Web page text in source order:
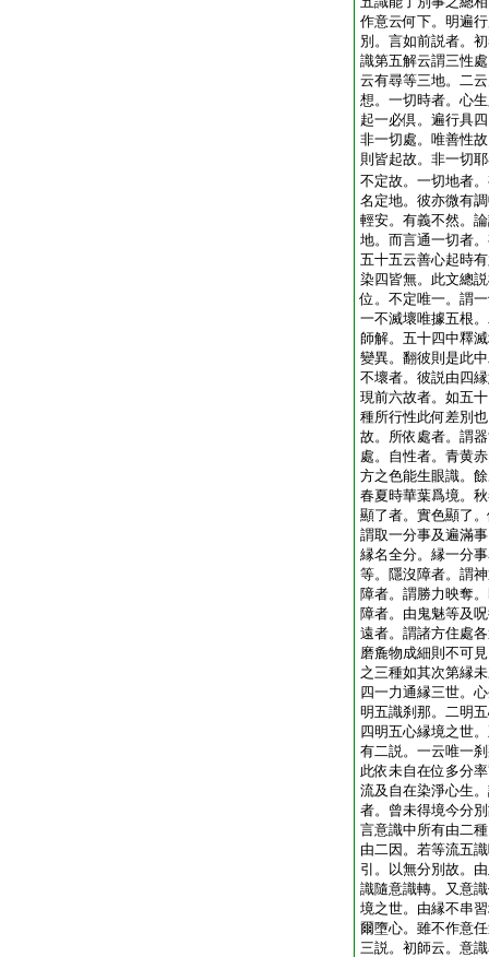
作意云何下。明遍
別。言如前説者。
識第五解云謂三性
云有尋等三地。二
想。一切時者。心
起一必倶。遍行具
非一切處。唯善性
則皆起故。非一切
不定故。一切地者
名定地。彼亦微有
輕安。有義不然。
地。而言通一切者
五十五云善心起時
染四皆無。此文總
位。不定唯一。謂
一不滅壞唯據五根
師解。五十四中釋
變異。翻彼則是此
不壞者。彼説由四
現前六故者。如五
種所行性此何差別
故。所依處者。謂
處。自性者。青黄
方之色能生眼識。
春夏時華葉爲境。
顯了者。實色顯了
謂取一分事及遍滿
縁名全分。縁一分
等。隱沒障者。謂
障者。謂勝力映奪
障者。由鬼魅等及
遠者。謂諸方住處
磨麁物成細則不可
之三種如其次第縁
四一力通縁三世。
明五識刹那。二明
四明五心縁境之世
有二説。一云唯一
此依未自在位多分
流及自在染淨心生
者。曾未得境今分
言意識中所有由二
由二因。若等流五
引。以無分別故。
識隨意識轉。又意
境之世。由縁不串
爾墮心。雖不作意
三説。初師云。意